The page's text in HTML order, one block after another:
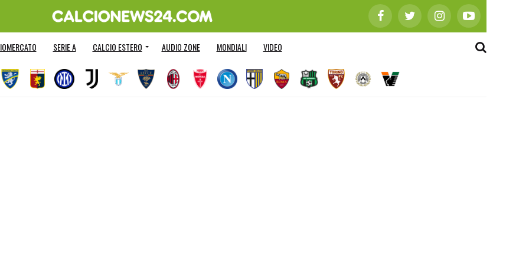
SERIE A CALCIO ESTERO AUDIO ZONE MONDIALI VIDEO